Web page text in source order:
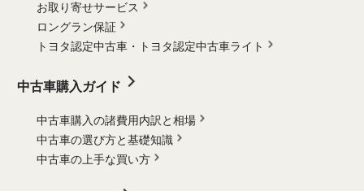
お取り寄せサービス
ロングラン保証
トヨタ認定中古車・
トヨタ認定中古車ライト
中古車購入ガイド
中古車購入の諸費用内訳と相場
中古車の選び方と基礎知識
中古車の上手な買い方